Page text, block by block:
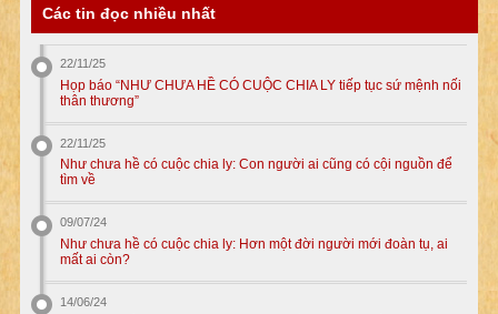
Các tin đọc nhiều nhất
22/11/25
Họp báo “NHƯ CHƯA HỀ CÓ CUỘC CHIA LY tiếp tục sứ mệnh nối
thân thương”
22/11/25
Như chưa hề có cuộc chia ly: Con người ai cũng có cội nguồn để
tìm về
09/07/24
Như chưa hề có cuộc chia ly: Hơn một đời người mới đoàn tụ, ai
mất ai còn?
14/06/24